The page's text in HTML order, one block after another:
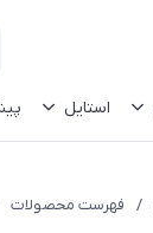
استایل
/ فهرست محصولات